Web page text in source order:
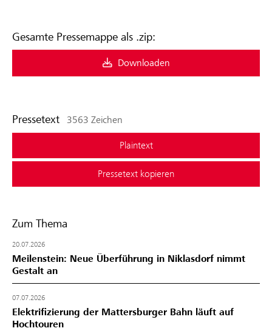
Gesamte Pressemappe als .zip:
Downloaden
Pressetext 3563 Zeichen
Plaintext
Pressetext kopieren
Zum Thema
20.07.2026
Meilenstein: Neue Überführung in Niklasdorf nimmt
Gestalt an
07.07.2026
Elektrifizierung der Mattersburger Bahn läuft auf
Hochtouren